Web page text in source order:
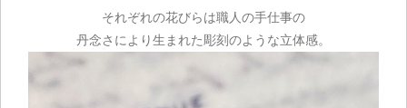
それぞれの花びらは職人の手仕事の
丹念さにより生まれた彫刻のような立体感。